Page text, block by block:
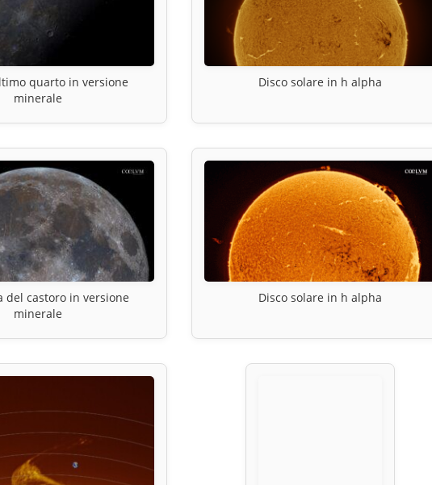
quarto in versione
minerale
Disco solare in h alpha
del castoro in versione
minerale
Disco solare in h alpha